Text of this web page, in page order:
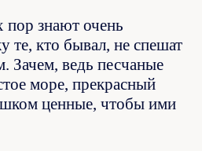
знают очень
те, кто бывал, не спешат
Зачем, ведь песчаные
море, прекрасный
ценные, чтобы ими